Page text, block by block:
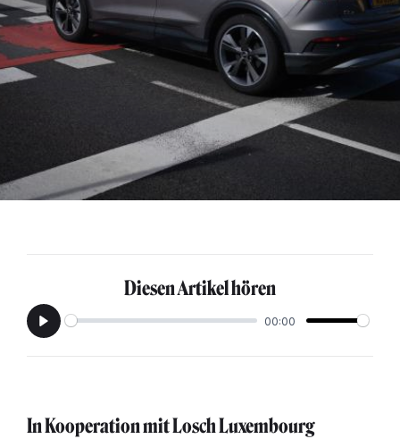
Diesen Artikel hören
Play
00:00
In Kooperation mit Losch Luxembourg